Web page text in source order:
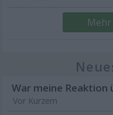
War meine Reaktion
Vor Kurzem